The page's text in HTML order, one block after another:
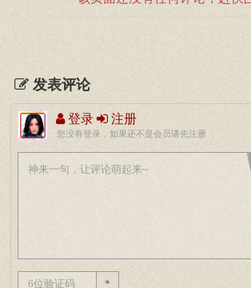
发表评论
登录 注册
您没有登录，如果还不是会员请先注册
*